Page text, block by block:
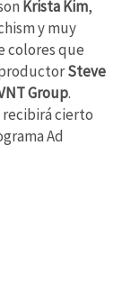
Krista Kim,
y muy
colores que
Steve
Group.
cierto
Ad